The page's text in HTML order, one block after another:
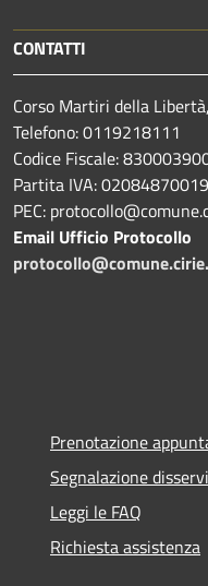
CONTATTI
Corso Martiri della
Telefono: 0119218111
Codice Fiscale:
Partita IVA: 02084870019
PEC:
Email Ufficio Protocollo
Prenotazione
Segnalazione
Leggi le FAQ
Richiesta assistenza